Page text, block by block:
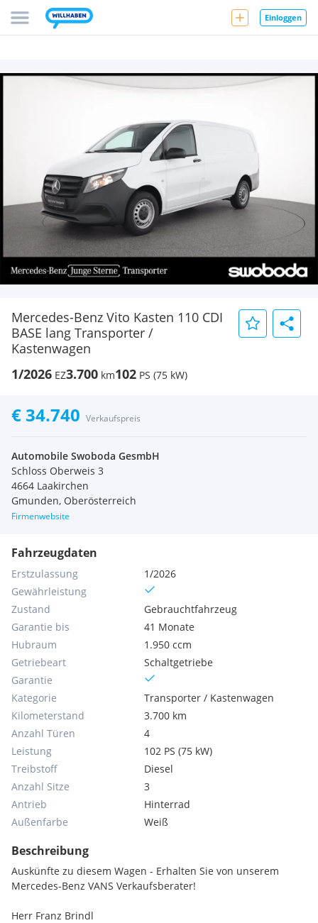
Einloggen
Mercedes-Benz Vito Kasten 110 CDI
BASE lang Transporter /
Kastenwagen
1/2026 EZ3.700 km102 PS (75 kW)
€ 34.740 Verkaufspreis
Automobile Swoboda GesmbH
Schloss Oberweis 3
4664 Laakirchen
Gmunden, Oberösterreich
Firmenwebsite
Fahrzeugdaten
Erstzulassung
1/2026
Gewährleistung
Zustand
Gebrauchtfahrzeug
Garantie bis
41 Monate
Hubraum
1.950 ccm
Getriebeart
Schaltgetriebe
Garantie
Kategorie
Transporter / Kastenwagen
Kilometerstand
3.700 km
Anzahl Türen
4
Leistung
102 PS (75 kW)
Treibstoff
Diesel
Anzahl Sitze
3
Antrieb
Hinterrad
Außenfarbe
Weiß
Beschreibung
Auskünfte zu diesem Wagen - Erhalten Sie von unserem
Mercedes-Benz VANS Verkaufsberater!
Herr Franz Brindl